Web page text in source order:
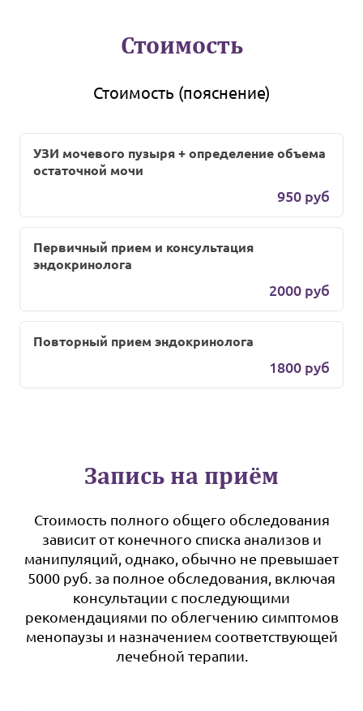
Стоимость
Стоимость (пояснение)
УЗИ мочевого пузыря + определение объема
остаточной мочи
950 руб
Первичный прием и консультация
эндокринолога
2000 руб
Повторный прием эндокринолога
1800 руб
Запись на приём
Стоимость полного общего обследования
зависит от конечного списка анализов и
манипуляций, однако, обычно не превышает
5000 руб. за полное обследования, включая
консультации с последующими
рекомендациями по облегчению симптомов
менопаузы и назначением соответствующей
лечебной терапии.